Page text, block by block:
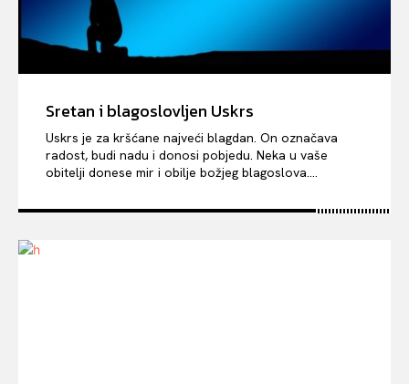
Sretan i blagoslovljen Uskrs
Uskrs je za kršćane najveći blagdan. On označava
radost, budi nadu i donosi pobjedu. Neka u vaše
obitelji donese mir i obilje božjeg blagoslova....